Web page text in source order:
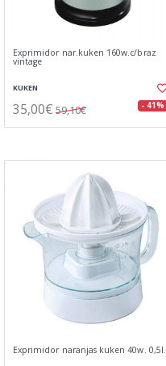
Exprimidor nar.kuken 160w.c/braz
vintage
KUKEN
35,00€ 59,10€ - 41%
Exprimidor naranjas kuken 40w. 0,5l.